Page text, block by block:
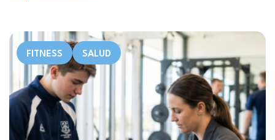
FITNESS SALUD